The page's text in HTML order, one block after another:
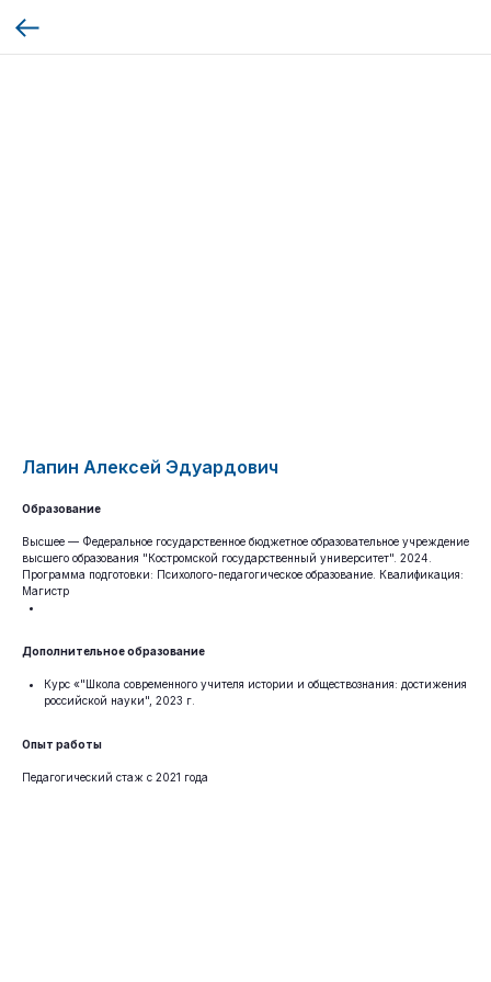
Лапин Алексей Эдуардович
Образование
Высшее — Федеральное государственное бюджетное образовательное учреждение
высшего образования "Костромской государственный университет". 2024.
Программа подготовки: Психолого-педагогическое образование. Квалификация:
Магистр
Дополнительное образование
Курс «"Школа современного учителя истории и обществознания: достижения
российской науки", 2023 г.
Опыт работы
Педагогический стаж с 2021 года